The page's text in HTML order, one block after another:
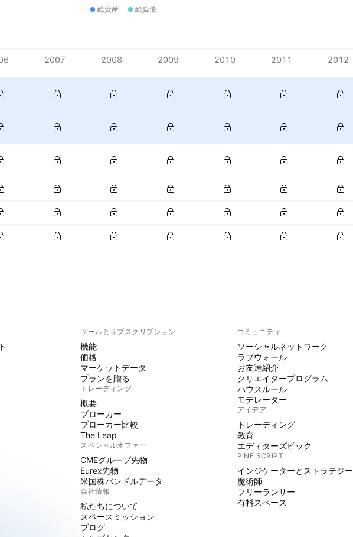
総資産
総負債
2007 2008 2009 2010 2011 2012
ツールとサブスクリプション
機能
価格
マーケットデータ
プランを贈る
トレーディング
概要
ブローカー
ブローカー比較
The Leap
スペシャルオファー
CMEグループ先物
Eurex先物
米国株バンドルデータ
会社情報
私たちについて
スペースミッション
ブログ
コミュニティ
ソーシャルネットワーク
ラブウォール
お友達紹介
クリエイタープログラム
ハウスルール
モデレーター
アイデア
トレーディング
教育
エディターズピック
PINE SCRIPT
インジケーターとストラテジー
魔術師
フリーランサー
有料スペース